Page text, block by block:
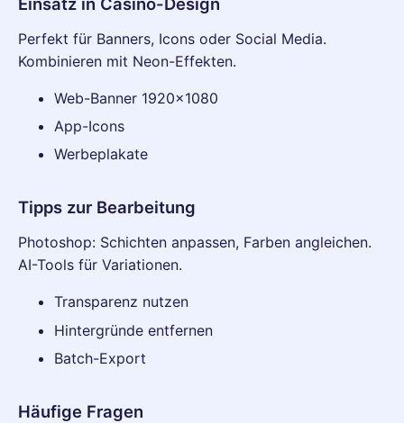
Perfekt für Banners, Icons oder Social Media.
Kombinieren mit Neon-Effekten.
Web-Banner 1920x1080
App-Icons
Werbeplakate
Tipps zur Bearbeitung
Photoshop: Schichten anpassen, Farben angleichen.
AI-Tools für Variationen.
Transparenz nutzen
Hintergründe entfernen
Batch-Export
Häufige Fragen